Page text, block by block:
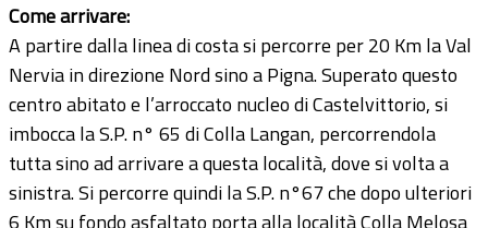
Come arrivare:
A partire dalla linea di costa si percorre per 20 Km la Val
Nervia in direzione Nord sino a Pigna. Superato questo
centro abitato e l’arroccato nucleo di Castelvittorio, si
imbocca la S.P. n° 65 di Colla Langan, percorrendola
tutta sino ad arrivare a questa località, dove si volta a
sinistra. Si percorre quindi la S.P. n°67 che dopo ulteriori